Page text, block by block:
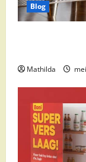
Blog
Mathilda